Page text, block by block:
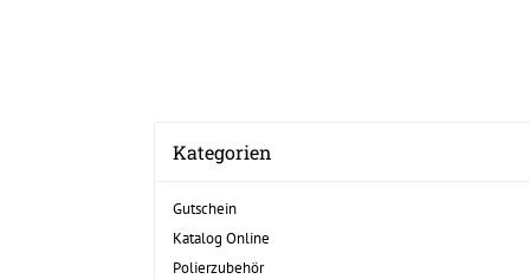
Kategorien
Gutschein
Katalog Online
Polierzubehör